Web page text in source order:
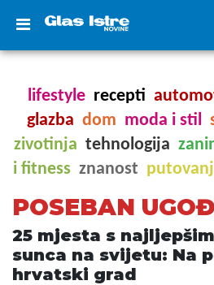
lifestyle recepti
glazba dom moda i stil
zivotinja tehnologija
i fitness znanost
POSEBAN
25 mjesta s
sunca na svijetu: Na
hrvatski grad